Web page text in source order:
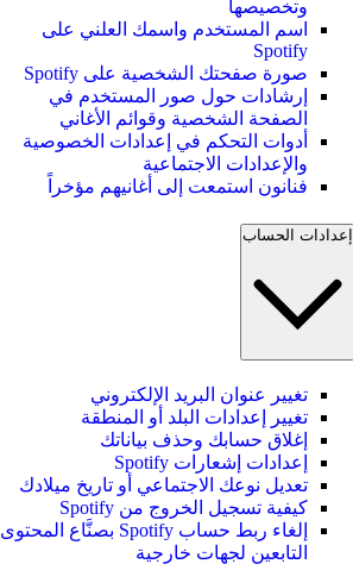
وتخصيصها
اسم المستخدم واسمك العلني على
Spotify
صورة صفحتك الشخصية على Spotify
إرشادات حول صور المستخدم في
الصفحة الشخصية وقوائم الأغاني
أدوات التحكم في إعدادات الخصوصية
والإعدادات الاجتماعية
فنانون استمعت إلى أغانيهم مؤخراً
إعدادات الحساب
تغيير عنوان البريد الإلكتروني
تغيير إعدادات البلد أو المنطقة
إغلاق حسابك وحذف بياناتك
إعدادات إشعارات Spotify
تعديل نوعك الاجتماعي أو تاريخ ميلادك
كيفية تسجيل الخروج من Spotify
إلغاء ربط حساب Spotify بصنَّاع المحتوى
التابعين لجهات خارجية